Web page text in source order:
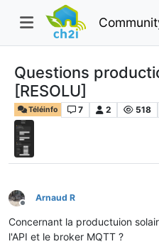
Questions
[RESOLU]
Téléinfo 7 2 518
Offline
Arnaud R
Concernant la productuion
l'API et le broker MQTT ?